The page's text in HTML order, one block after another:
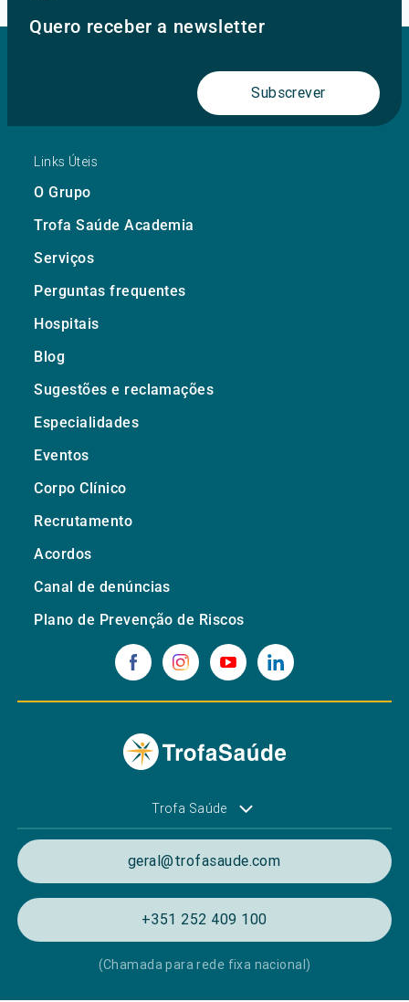
Quero receber a newsletter
Subscrever
Links Úteis
O Grupo
Trofa Saúde Academia
Serviços
Perguntas frequentes
Hospitais
Blog
Sugestões e reclamações
Especialidades
Eventos
Corpo Clínico
Recrutamento
Acordos
Canal de denúncias
Plano de Prevenção de Riscos
Trofa Saúde
geral@trofasaude.com
+351 252 409 100
(Chamada para rede fixa nacional)